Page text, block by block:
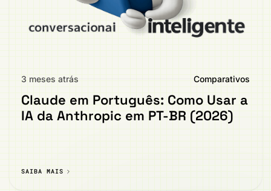
3 meses atrás Comparativos
Claude em Português: Como Usar a
IA da Anthropic em PT-BR (2026)
SAIBA MAIS